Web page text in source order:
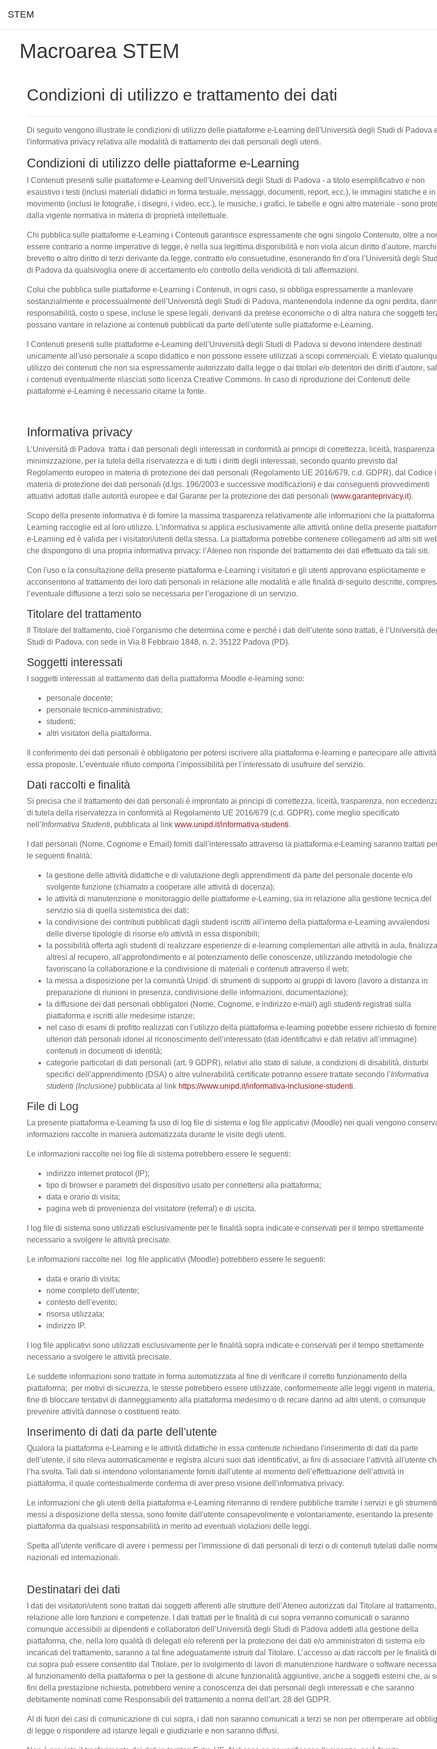
STEM
Macroarea STEM
Condizioni di utilizzo e trattamento dei dati
Di seguito vengono illustrate le condizioni di utilizzo delle piattaforme e-Learning dell'Università degli Studi di Padova
l'informativa privacy relativa alle modalità di trattamento dei dati personali degli utenti.
Condizioni di utilizzo delle piattaforme e-Learning
I Contenuti presenti sulle piattaforme e-Learning dell’Università degli Studi di Padova - a titolo esemplificativo e non
esaustivo i testi (inclusi materiali didattici in forma testuale, messaggi, documenti, report, ecc.), le immagini statiche e in
movimento (inclusi le fotografie, i disegni, i video, ecc.), le musiche, i grafici, le tabelle e ogni altro materiale - sono
dalla vigente normativa in materia di proprietà intellettuale.
Chi pubblica sulle piattaforme e-Learning i Contenuti garantisce espressamente che ogni singolo Contenuto, oltre a
essere contrario a norme imperative di legge, è nella sua legittima disponibilità e non viola alcun diritto d'autore,
brevetto o altro diritto di terzi derivante da legge, contratto e/o consuetudine, esonerando fin d'ora l’Università degli
di Padova da qualsivoglia onere di accertamento e/o controllo della veridicità di tali affermazioni.
Colui che pubblica sulle piattaforme e-Learning i Contenuti, in ogni caso, si obbliga espressamente a manlevare
sostanzialmente e processualmente dell’Università degli Studi di Padova, mantenendola indenne da ogni perdita,
responsabilità, costo o spese, incluse le spese legali, derivanti da pretese economiche o di altra natura che soggetti
possano vantare in relazione ai contenuti pubblicati da parte dell’utente sulle piattaforme e-Learning.
I Contenuti presenti sulle piattaforme e-Learning dell’Università degli Studi di Padova si devono intendere destinati
unicamente all'uso personale a scopo didattico e non possono essere utilizzati a scopi commerciali. È vietato
utilizzo dei contenuti che non sia espressamente autorizzato dalla legge o dai titolari e/o detentori dei diritti d'autore,
i contenuti eventualmente rilasciati sotto licenza Creative Commons. In caso di riproduzione dei Contenuti delle
piattaforme e-Learning è necessario citarne la fonte.
Informativa privacy
L’Università di Padova tratta i dati personali degli interessati in conformità ai principi di correttezza, liceità, trasparenza
minimizzazione, per la tutela della riservatezza e di tutti i diritti degli interessati, secondo quanto previsto dal
Regolamento europeo in materia di protezione dei dati personali (Regolamento UE 2016/679, c.d. GDPR), dal Codice
materia di protezione dei dati personali (d.lgs. 196/2003 e successive modificazioni) e dai conseguenti provvedimenti
attuativi adottati dalle autorità europee e dal Garante per la protezione dei dati personali (www.garanteprivacy.it).
Scopo della presente informativa è di fornire la massima trasparenza relativamente alle informazioni che la piattaforma
Learning raccoglie ed al loro utilizzo. L’informativa si applica esclusivamente alle attività online della presente
e-Learning ed è valida per i visitatori/utenti della stessa. La piattaforma potrebbe contenere collegamenti ad altri siti
che dispongono di una propria informativa privacy: l’Ateneo non risponde del trattamento dei dati effettuato da tali siti.
Con l'uso o la consultazione della presente piattaforma e-Learning i visitatori e gli utenti approvano esplicitamente e
acconsentono al trattamento dei loro dati personali in relazione alle modalità e alle finalità di seguito descritte,
l’eventuale diffusione a terzi solo se necessaria per l’erogazione di un servizio.
Titolare del trattamento
Il Titolare del trattamento, cioè l’organismo che determina come e perché i dati dell’utente sono trattati, è l’Università
Studi di Padova, con sede in Via 8 Febbraio 1848, n. 2, 35122 Padova (PD).
Soggetti interessati
I soggetti interessati al trattamento dati della piattaforma Moodle e-learning sono:
personale docente;
personale tecnico-amministrativo;
studenti;
altri visitatori della piattaforma.
Il conferimento dei dati personali è obbligatorio per potersi iscrivere alla piattaforma e-learning e partecipare alle
essa proposte. L’eventuale rifiuto comporta l’impossibilità per l’interessato di usufruire del servizio.
Dati raccolti e finalità
Si precisa che il trattamento dei dati personali è improntato ai principi di correttezza, liceità, trasparenza, non
di tutela della riservatezza in conformità al Regolamento UE 2016/679 (c.d. GDPR), come meglio specificato
nell’Informativa Studenti, pubblicata al link www.unipd.it/informativa-studenti.
I dati personali (Nome, Cognome e Email) forniti dall’interessato attraverso la piattaforma e-Learning saranno trattati
le seguenti finalità:
la gestione delle attività didattiche e di valutazione degli apprendimenti da parte del personale docente e/o
svolgente funzione (chiamato a cooperare alle attività di docenza);
le attività di manutenzione e monitoraggio delle piattaforme e-Learning, sia in relazione alla gestione tecnica del
servizio sia di quella sistemistica dei dati;
la condivisione dei contributi pubblicati dagli studenti iscritti all’interno della piattaforma e-Learning avvalendosi
delle diverse tipologie di risorse e/o attività in essa disponibili;
la possibilità offerta agli studenti di realizzare esperienze di e-learning complementari alle attività in aula,
altresì al recupero, all'approfondimento e al potenziamento delle conoscenze, utilizzando metodologie che
favoriscano la collaborazione e la condivisione di materiali e contenuti attraverso il web;
la messa a disposizione per la comunità Unipd di strumenti di supporto ai gruppi di lavoro (lavoro a distanza in
preparazione di riunioni in presenza, condivisione delle informazioni, documentazione);
la diffusione dei dati personali obbligatori (Nome, Cognome, e indirizzo e-mail) agli studenti registrati sulla
piattaforma e iscritti alle medesime istanze;
nel caso di esami di profitto realizzati con l’utilizzo della piattaforma e-learning potrebbe essere richiesto di fornire
ulteriori dati personali idonei al riconoscimento dell’interessato (dati identificativi e dati relativi all’immagine)
contenuti in documenti di identità;
categorie particolari di dati personali (art. 9 GDPR), relativi allo stato di salute, a condizioni di disabilità, disturbi
specifici dell’apprendimento (DSA) o altre vulnerabilità certificate potranno essere trattate secondo l’Informativa
studenti (Inclusione) pubblicata al link https://www.unipd.it/informativa-inclusione-studenti.
File di Log
La presente piattaforma e-Learning fa uso di log file di sistema e log file applicativi (Moodle) nei quali vengono
informazioni raccolte in maniera automatizzata durante le visite degli utenti.
Le informazioni raccolte nei log file di sistema potrebbero essere le seguenti:
indirizzo internet protocol (IP);
tipo di browser e parametri del dispositivo usato per connettersi alla piattaforma;
data e orario di visita;
pagina web di provenienza del visitatore (referral) e di uscita.
I log file di sistema sono utilizzati esclusivamente per le finalità sopra indicate e conservati per il tempo strettamente
necessario a svolgere le attività precisate.
Le informazioni raccolte nei log file applicativi (Moodle) potrebbero essere le seguenti:
data e orario di visita;
nome completo dell'utente;
contesto dell'evento;
risorsa utilizzata;
indirizzo IP.
I log file applicativi sono utilizzati esclusivamente per le finalità sopra indicate e conservati per il tempo strettamente
necessario a svolgere le attività precisate.
Le suddette informazioni sono trattate in forma automatizzata al fine di verificare il corretto funzionamento della
piattaforma; per motivi di sicurezza, le stesse potrebbero essere utilizzate, conformemente alle leggi vigenti in materia,
fine di bloccare tentativi di danneggiamento alla piattaforma medesimo o di recare danno ad altri utenti, o comunque
prevenire attività dannose o costituenti reato.
Inserimento di dati da parte dell’utente
Qualora la piattaforma e-Learning e le attività didattiche in essa contenute richiedano l'inserimento di dati da parte
dell’utente, il sito rileva automaticamente e registra alcuni suoi dati identificativi, ai fini di associare l’attività all'utente
l’ha svolta. Tali dati si intendono volontariamente forniti dall'utente al momento dell’effettuazione dell’attività in
piattaforma, il quale contestualmente conferma di aver preso visione dell'informativa privacy.
Le informazioni che gli utenti della piattaforma e-Learning riterranno di rendere pubbliche tramite i servizi e gli strumenti
messi a disposizione della stessa, sono fornite dall'utente consapevolmente e volontariamente, esentando la presente
piattaforma da qualsiasi responsabilità in merito ad eventuali violazioni delle leggi.
Spetta all'utente verificare di avere i permessi per l'immissione di dati personali di terzi o di contenuti tutelati dalle
nazionali ed internazionali.
Destinatari dei dati
I dati dei visitatori/utenti sono trattati dai soggetti afferenti alle strutture dell’Ateneo autorizzati dal Titolare al
relazione alle loro funzioni e competenze. I dati trattati per le finalità di cui sopra verranno comunicati o saranno
comunque accessibili ai dipendenti e collaboratori dell’Università degli Studi di Padova addetti alla gestione della
piattaforma, che, nella loro qualità di delegati e/o referenti per la protezione dei dati e/o amministratori di sistema e/o
incaricati del trattamento, saranno a tal fine adeguatamente istruiti dal Titolare. L’accesso ai dati raccolti per le finalità di
cui sopra può essere consentito dal Titolare, per lo svolgimento di lavori di manutenzione hardware o software
al funzionamento della piattaforma o per la gestione di alcune funzionalità aggiuntive, anche a soggetti esterni che, ai
fini della prestazione richiesta, potrebbero venire a conoscenza dei dati personali degli interessati e che saranno
debitamente nominati come Responsabili del trattamento a norma dell’art. 28 del GDPR.
Al di fuori dei casi di comunicazione di cui sopra, i dati non saranno comunicati a terzi se non per ottemperare ad
di legge o rispondere ad istanze legali e giudiziarie e non saranno diffusi.